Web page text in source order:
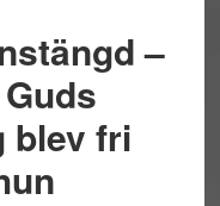
–
blev fri